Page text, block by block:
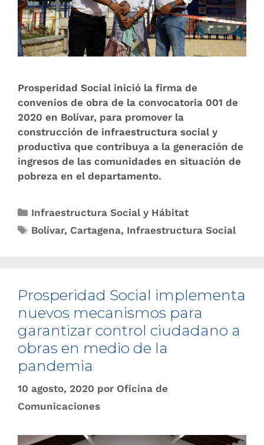
Prosperidad Social inició la firma de
convenios de obra de la convocatoria 001 de
2020 en Bolívar, para promover la
construcción de infraestructura social y
productiva que contribuya a la generación de
ingresos de las comunidades en situación de
pobreza en el departamento.
Infraestructura Social y Hábitat
Bolívar, Cartagena, Infraestructura Social
Prosperidad Social implementa
nuevos mecanismos para
garantizar control ciudadano a
obras en medio de la
pandemia
10 agosto, 2020 por Oficina de
Comunicaciones